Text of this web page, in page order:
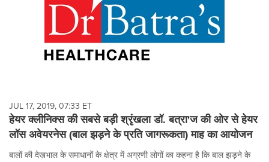
JUL 17, 2019, 07:33 ET
हेयर क्लीनिक्स की सबसे बड़ी श्रृंखला डॉ. बत्रा'ज की ओर से हेयर
लॉस अवेयरनेस (बाल झड़ने के प्रति जागरूकता) माह का आयोजन
बालों की देखभाल के समाधानों के क्षेत्र में अग्रणी लोगों का कहना है कि बाल झड़ने के